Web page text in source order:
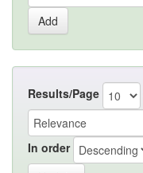
Results/Page
In order